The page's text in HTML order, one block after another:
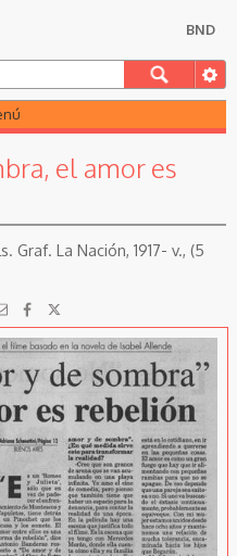
BND
el amor es
Graf. La Nación, 1917- v., (5